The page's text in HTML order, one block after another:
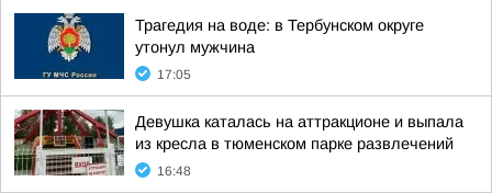
Трагедия на воде: в Тербунском округе
утонул мужчина
17:05
Девушка каталась на аттракционе и выпала
из кресла в тюменском парке развлечений
16:48